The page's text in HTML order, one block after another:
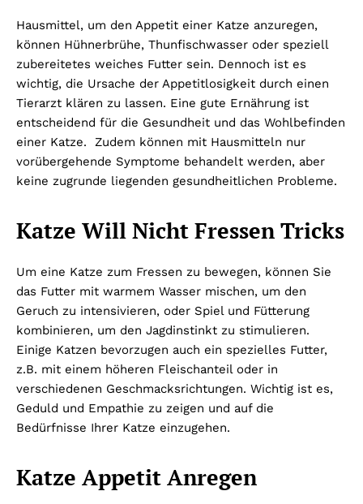
Hausmittel, um den Appetit einer Katze anzuregen,
können Hühnerbrühe, Thunfischwasser oder speziell
zubereitetes weiches Futter sein. Dennoch ist es
wichtig, die Ursache der Appetitlosigkeit durch einen
Tierarzt klären zu lassen. Eine gute Ernährung ist
entscheidend für die Gesundheit und das Wohlbefinden
einer Katze. Zudem können mit Hausmitteln nur
vorübergehende Symptome behandelt werden, aber
keine zugrunde liegenden gesundheitlichen Probleme.
Katze Will Nicht Fressen Tricks
Um eine Katze zum Fressen zu bewegen, können Sie
das Futter mit warmem Wasser mischen, um den
Geruch zu intensivieren, oder Spiel und Fütterung
kombinieren, um den Jagdinstinkt zu stimulieren.
Einige Katzen bevorzugen auch ein spezielles Futter,
z.B. mit einem höheren Fleischanteil oder in
verschiedenen Geschmacksrichtungen. Wichtig ist es,
Geduld und Empathie zu zeigen und auf die
Bedürfnisse Ihrer Katze einzugehen.
Katze Appetit Anregen